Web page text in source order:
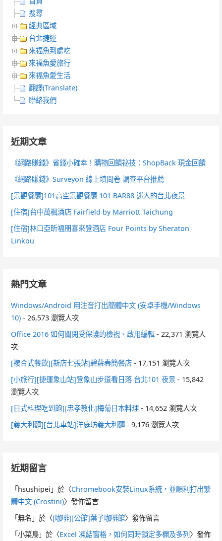
搜尋
經典區域
台北捷運
來福魚到處吃
來福魚愛旅行
來福魚愛生活
翻譯(Translate)
聯絡我們
近期文章
《網路賺錢》省錢小確幸！購物回饋祕技：ShopBack 現金回饋
《網路賺錢》Surveyon 線上填問卷 調查平台推薦
[景觀餐廳]101高空景觀餐廳 101 BAR88 迷人的台北夜景
[住宿]台中萬楓酒店 Fairfield by Marriott Taichung
[住宿]林口亞昕福朋喜來登酒店 Four Points by Sheraton
Linkou
熱門文章
Windows/Android 用注音打出簡體中文 (安卓手機/Windows
10) - 26,573 瀏覽人次
Office 2016 如何關閉受保護的檢視、啟用編輯 - 22,371 瀏覽人
次
[複合式餐飲][新店七張站]碧蘿春簡餐店 - 17,151 瀏覽人次
[小旅行][捷運象山站]登象山步道看日落 台北101 夜景 - 15,842
瀏覽人次
[日式料理吃到飽][忠孝敦化]梅菊日本料理 - 14,652 瀏覽人次
[義大利麵][台北車站]洋庭坊義大利麵 - 9,176 瀏覽人次
近期留言
「hsushipei 」於〈Chromebook安裝Linux系統，並順利打出繁
體中文 (Crostini)〉發佈留言
「無名 」於〈[咖啡][公館]葉子咖啡館〉發佈留言
「小菜鳥 」於〈Excel 凍結窗格，如何同時鎖定多欄及多列〉發佈